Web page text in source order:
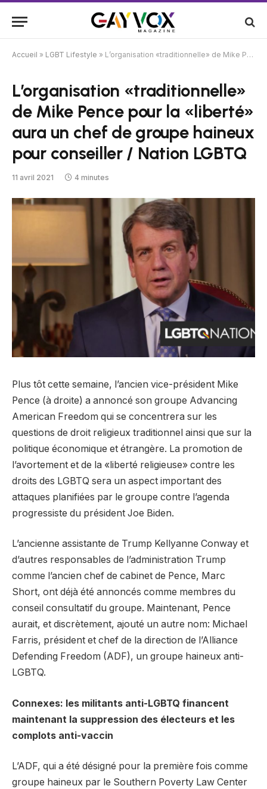
Accueil » LGBT Lifestyle » L’organisation «traditionnelle» de Mike Pence pour la «liberté» aura un chef de groupe haineux pour conseiller / Nation LGBTQ
L’organisation «traditionnelle»
de Mike Pence pour la «liberté»
aura un chef de groupe haineux
pour conseiller / Nation LGBTQ
11 avril 2021 4 minutes
Plus tôt cette semaine, l’ancien vice-président Mike
Pence (à droite) a annoncé son groupe Advancing
American Freedom qui se concentrera sur les
questions de droit religieux traditionnel ainsi que sur la
politique économique et étrangère. La promotion de
l’avortement et de la «liberté religieuse» contre les
droits des LGBTQ sera un aspect important des
attaques planifiées par le groupe contre l’agenda
progressiste du président Joe Biden.
L’ancienne assistante de Trump Kellyanne Conway et
d’autres responsables de l’administration Trump
comme l’ancien chef de cabinet de Pence, Marc
Short, ont déjà été annoncés comme membres du
conseil consultatif du groupe. Maintenant, Pence
aurait, et discrètement, ajouté un autre nom: Michael
Farris, président et chef de la direction de l’Alliance
Defending Freedom (ADF), un groupe haineux anti-
LGBTQ.
Connexes: les militants anti-LGBTQ financent
maintenant la suppression des électeurs et les
complots anti-vaccin
L’ADF, qui a été désigné pour la première fois comme
groupe haineux par le Southern Poverty Law Center